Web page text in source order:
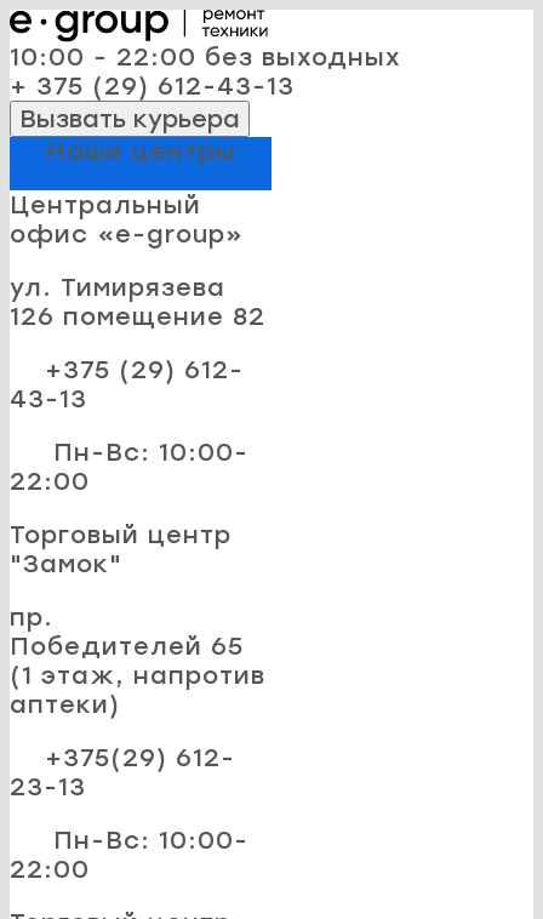
10:00 - 22:00 без выходных
+ 375 (29) 612-43-13
Вызвать курьера
Наши центры
Центральный
офис «e-group»
ул. Тимирязева
126 помещение 82
+375 (29) 612-
43-13
Пн-Вс: 10:00-
22:00
Торговый центр
"Замок"
пр.
Победителей 65
(1 этаж, напротив
аптеки)
+375(29) 612-
23-13
Пн-Вс: 10:00-
22:00